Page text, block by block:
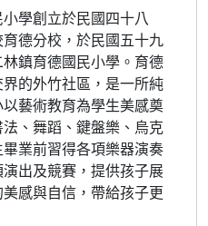
學創立於民國四十八
德分校，於民國五十九
鎮育德國民小學。育德
的外竹社區，是一所純
藝術教育為學生美感奠
、舞蹈、鍵盤樂、烏克
業前習得各項樂器演奏
出及競賽，提供孩子展
感與自信，帶給孩子更